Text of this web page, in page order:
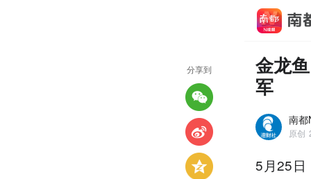
金龙
军
南都
原创
5月25日
分享到